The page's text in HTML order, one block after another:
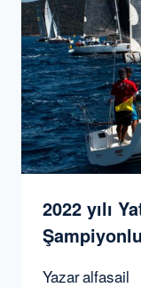
2022 yılı
Yazaralfasail